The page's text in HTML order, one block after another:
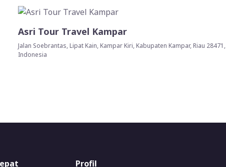
Asri Tour Travel Kampar
Jalan Soebrantas, Lipat Kain, Kampar Kiri, Kabupaten Kampar, Riau 28471,
Indonesia
Profil